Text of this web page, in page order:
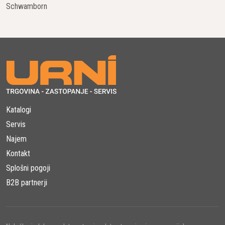
kot gradbena podjetja najdejo stroškovno učinkovite rešitve
Z našimi talnimi in ročnimi rezalniki dosežemo natančno in
učinkovito rezanje trdih materialov. S kompaktno obliko ročnih
rezalnikov dosežemo produktivnost tudi na težko dostopnih
reze za različna popravila.
Vrtalniki in Stojala za Diamantno Kronsko Vrtanje
Z vrhunskimi vrtalniki in stojali za diamantno kronsko vrtanje
omogočamo natančno in učinkovito vrtanje v beton, kamnine in
armirani beton. Primerni so za različne gradbene in
Schwamborn
Katalogi
Servis
Najem
Kontakt
Splošni pogoji
B2B partnerji